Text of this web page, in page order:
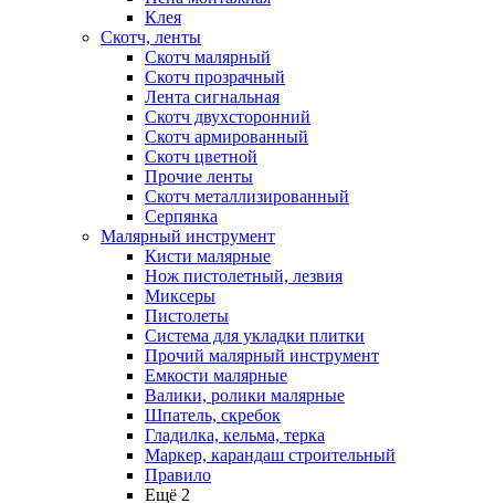
Клея
Скотч, ленты
Скотч малярный
Скотч прозрачный
Лента сигнальная
Скотч двухсторонний
Скотч армированный
Скотч цветной
Прочие ленты
Скотч металлизированный
Серпянка
Малярный инструмент
Кисти малярные
Нож пистолетный, лезвия
Миксеры
Пистолеты
Система для укладки плитки
Прочий малярный инструмент
Емкости малярные
Валики, ролики малярные
Шпатель, скребок
Гладилка, кельма, терка
Маркер, карандаш строительный
Правило
Ещё 2